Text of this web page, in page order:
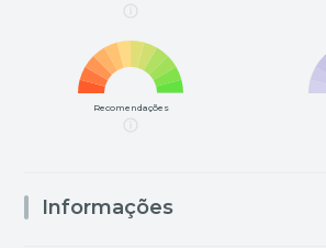
Recomendações
Informações